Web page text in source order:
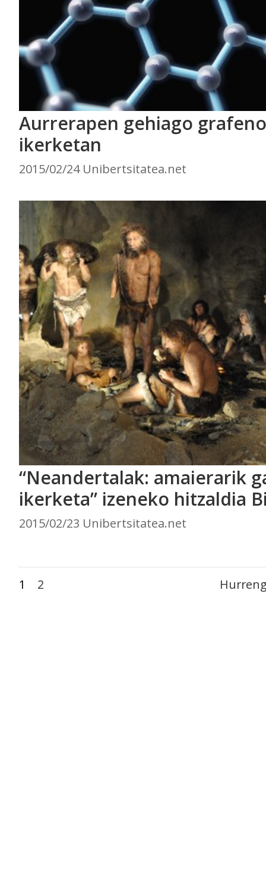
Aurrerapen gehiago
ikerketan
2015/02/24 Unibertsitatea.net
“Neandertalak: amaierarik
ikerketa” izeneko hitzaldia
2015/02/23 Unibertsitatea.net
1 2